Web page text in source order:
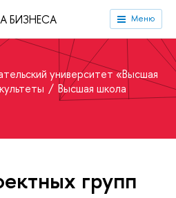
БИЗНЕСА Меню
университет «Высшая
Высшая школа
групп